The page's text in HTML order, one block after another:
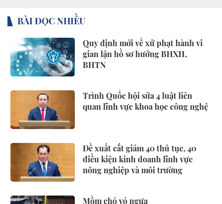
BÀI ĐỌC NHIỀU
Quy định mới về xử phạt hành vi
gian lận hồ sơ hưởng BHXH,
BHTN
Trình Quốc hội sửa 4 luật liên
quan lĩnh vực khoa học công nghệ
Đề xuất cắt giảm 40 thủ tục, 40
điều kiện kinh doanh lĩnh vực
nông nghiệp và môi trường
Mồm chó vó ngựa